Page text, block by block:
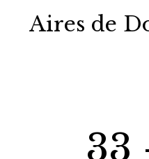
Aires de
33